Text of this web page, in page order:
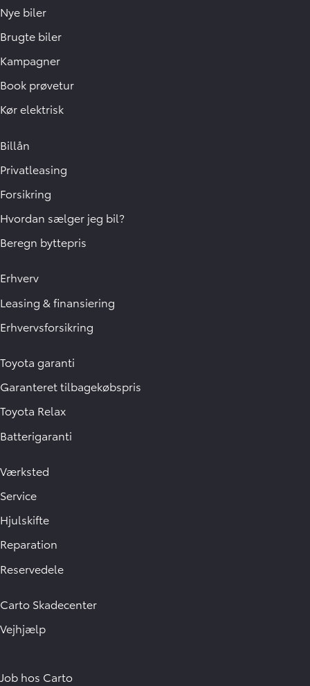
Nye biler
Brugte biler
Kampagner
Book prøvetur
Kør elektrisk
Billån
Privatleasing
Forsikring
Hvordan sælger jeg bil?
Beregn byttepris
Erhverv
Leasing & finansiering
Erhvervsforsikring
Toyota garanti
Garanteret tilbagekøbspris
Toyota Relax
Batterigaranti
Værksted
Service
Hjulskifte
Reparation
Reservedele
Carto Skadecenter
Vejhjælp
Job hos Carto